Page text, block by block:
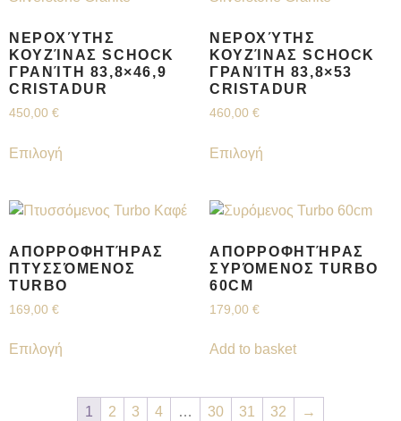
ΝΕΡΟΧΎΤΗΣ
ΚΟΥΖΊΝΑΣ SCHOCK
ΓΡΑΝΊΤΗ 83,8×46,9
CRISTADUR
450,00 €
Επιλογή
ΝΕΡΟΧΎΤΗΣ
ΚΟΥΖΊΝΑΣ SCHOCK
ΓΡΑΝΊΤΗ 83,8×53
CRISTADUR
460,00 €
Επιλογή
ΑΠΟΡΡΟΦΗΤΉΡΑΣ
ΠΤΥΣΣΌΜΕΝΟΣ
TURBO
169,00 €
Επιλογή
ΑΠΟΡΡΟΦΗΤΉΡΑΣ
ΣΥΡΌΜΕΝΟΣ TURBO
60CM
179,00 €
Add to basket
1 2 3 4 … 30 31 32 →